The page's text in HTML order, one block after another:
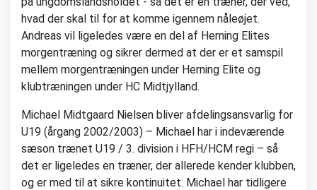
hvad der skal til for at komme igennem nåleøjet.
Andreas vil ligeledes være en del af Herning Elites
morgentræning og sikrer dermed at der er et samspil
mellem morgentræningen under Herning Elite og
klubtræningen under HC Midtjylland.
Michael Midtgaard Nielsen bliver afdelingsansvarlig for
U19 (årgang 2002/2003) – Michael har i indeværende
sæson trænet U19 / 3. division i HFH/HCM regi – så
det er ligeledes en træner, der allerede kender klubben,
og er med til at sikre kontinuitet. Michael har tidligere